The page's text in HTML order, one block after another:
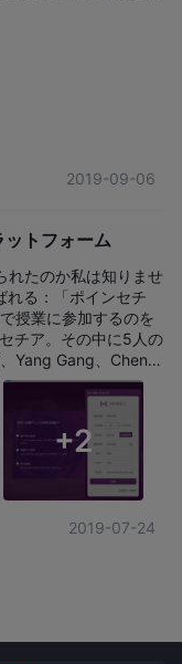
2019-09-06
トフォーム
れたのか私は知りませ
れる：「ポインセチ
授業に参加するのを
チア。その中に5人の
Yang Gang、Chen Z
らは試合に参加し
の投票を手助けする
が教室で直接操作さ
があります。彼女は
を設定すること、そ
らに20年以上にわた
究を専門としている
す。正しい率も高い
セレブリティ交換に
引所は、米国株式、
+2
2019-07-24